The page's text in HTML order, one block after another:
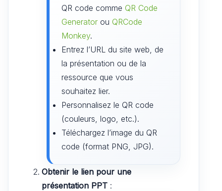
QR code comme QR Code
Generator ou QRCode
Monkey.
Entrez l’URL du site web, de
la présentation ou de la
ressource que vous
souhaitez lier.
Personnalisez le QR code
(couleurs, logo, etc.).
Téléchargez l’image du QR
code (format PNG, JPG).
Obtenir le lien pour une
présentation PPT :